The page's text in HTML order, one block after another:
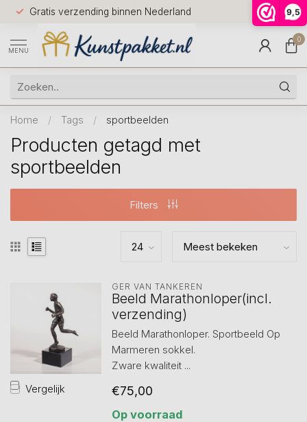
9,5
Gratis verzending binnen Nederland
Voor
huis
9.5
MENU
0
Home / Tags / sportbeelden
Producten getagd met
sportbeelden
Filters
Vergelijk
GER VAN TANKEREN
Beeld Marathonloper(incl.
verzending)
Beeld Marathonloper. Sportbeeld Op
Marmeren sokkel.
Zware kwaliteit ...
€75,00
Op voorraad